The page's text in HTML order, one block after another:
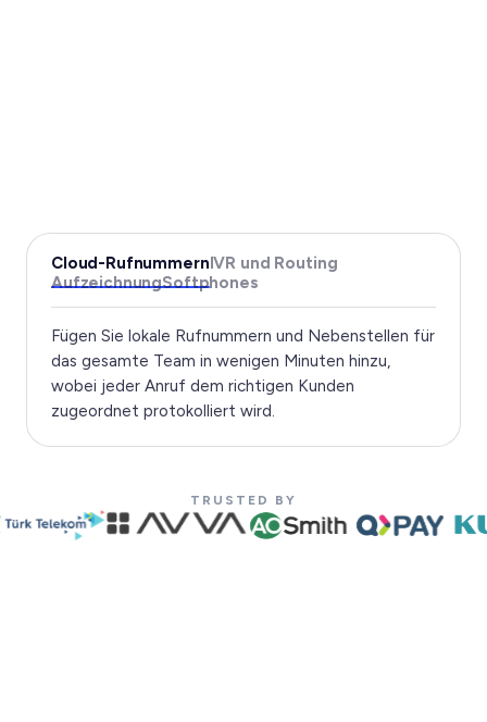
Cloud-RufnummernIVR und Routing
AufzeichnungSoftphones
Fügen Sie lokale Rufnummern und Nebenstellen für
das gesamte Team in wenigen Minuten hinzu,
wobei jeder Anruf dem richtigen Kunden
zugeordnet protokolliert wird.
TRUSTED BY